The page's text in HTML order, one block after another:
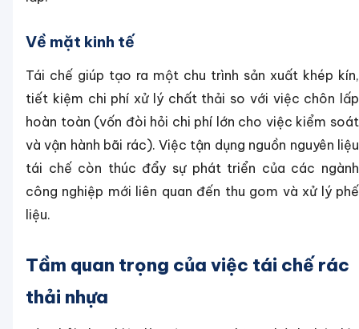
Về mặt kinh tế
Tái chế giúp tạo ra một chu trình sản xuất khép kín,
tiết kiệm chi phí xử lý chất thải so với việc chôn lấp
hoàn toàn (vốn đòi hỏi chi phí lớn cho việc kiểm soát
và vận hành bãi rác). Việc tận dụng nguồn nguyên liệu
tái chế còn thúc đẩy sự phát triển của các ngành
công nghiệp mới liên quan đến thu gom và xử lý phế
liệu.
Tầm quan trọng của việc tái chế rác
thải nhựa